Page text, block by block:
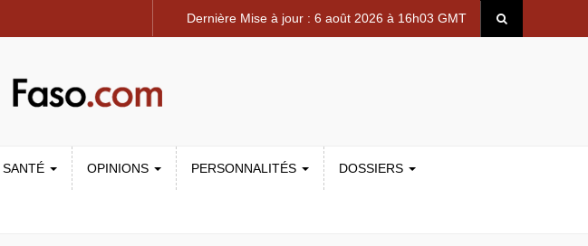
Dernière Mise à jour : 6 août 2026 à 16h03 GMT
SANTÉ OPINIONS PERSONNALITÉS DOSSIERS